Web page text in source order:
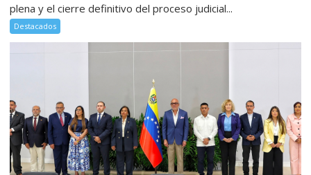
plena y el cierre definitivo del proceso judicial...
Destacados